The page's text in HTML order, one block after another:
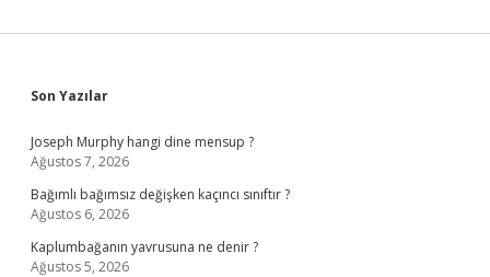
Sidebar
Son Yazılar
Joseph Murphy hangi dine mensup ?
Ağustos 7, 2026
Bağımlı bağımsız değişken kaçıncı sınıftır ?
Ağustos 6, 2026
Kaplumbağanın yavrusuna ne denir ?
Ağustos 5, 2026